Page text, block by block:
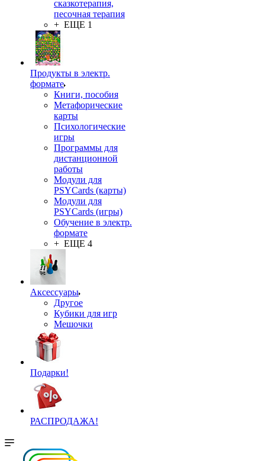
сказкотерапия,
песочная терапия
+ ЕЩЕ 1
Продукты в электр.
формате
Книги, пособия
Метафорические
карты
Психологические
игры
Программы для
дистанционной
работы
Модули для
PSYCards (карты)
Модули для
PSYCards (игры)
Обучение в электр.
формате
+ ЕЩЕ 4
Аксессуары
Другое
Кубики для игр
Мешочки
Подарки!
РАСПРОДАЖА!